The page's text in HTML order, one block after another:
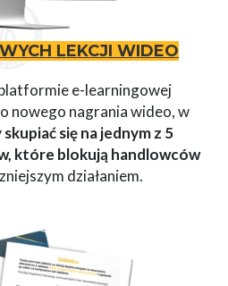
LEKCJI WIDEO
e-learningowej
nowego nagrania wideo, w
się na jednym z 5
które blokują handlowców
działaniem.